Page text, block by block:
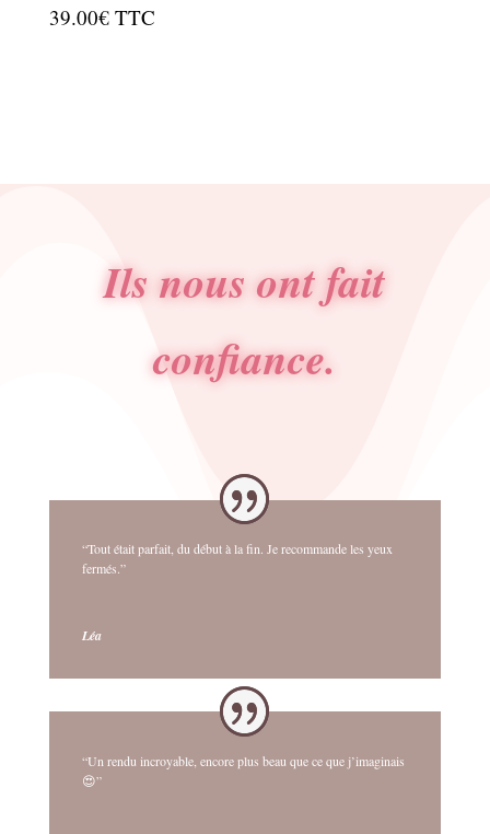
39.00€ TTC
Ils nous ont fait
confiance.
“Tout était parfait, du début à la fin. Je recommande les yeux
fermés.”
Léa
“Un rendu incroyable, encore plus beau que ce que j’imaginais
😍”